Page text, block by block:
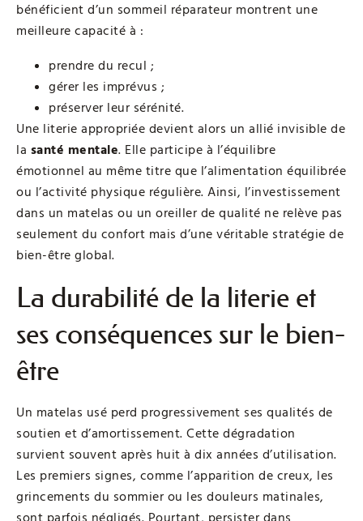
bénéficient d’un sommeil réparateur montrent une
meilleure capacité à :
prendre du recul ;
gérer les imprévus ;
préserver leur sérénité.
Une literie appropriée devient alors un allié invisible de
la santé mentale. Elle participe à l’équilibre
émotionnel au même titre que l’alimentation équilibrée
ou l’activité physique régulière. Ainsi, l’investissement
dans un matelas ou un oreiller de qualité ne relève pas
seulement du confort mais d’une véritable stratégie de
bien-être global.
La durabilité de la literie et
ses conséquences sur le bien-
être
Un matelas usé perd progressivement ses qualités de
soutien et d’amortissement. Cette dégradation
survient souvent après huit à dix années d’utilisation.
Les premiers signes, comme l’apparition de creux, les
grincements du sommier ou les douleurs matinales,